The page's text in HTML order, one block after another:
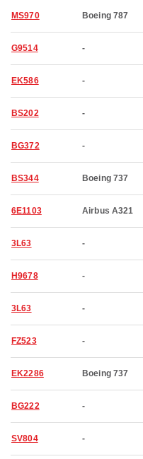
MS970 Boeing 787
G9514 -
EK586 -
BS202 -
BG372 -
BS344 Boeing 737
6E1103 Airbus A321
3L63 -
H9678 -
3L63 -
FZ523 -
EK2286 Boeing 737
BG222 -
SV804 -